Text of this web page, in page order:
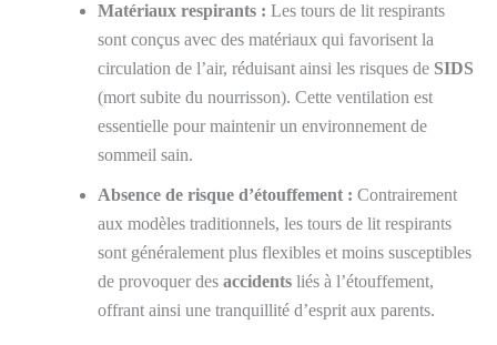
Matériaux respirants : Les tours de lit respirants
sont conçus avec des matériaux qui favorisent la
circulation de l’air, réduisant ainsi les risques de SIDS
(mort subite du nourrisson). Cette ventilation est
essentielle pour maintenir un environnement de
sommeil sain.
Absence de risque d’étouffement : Contrairement
aux modèles traditionnels, les tours de lit respirants
sont généralement plus flexibles et moins susceptibles
de provoquer des accidents liés à l’étouffement,
offrant ainsi une tranquillité d’esprit aux parents.